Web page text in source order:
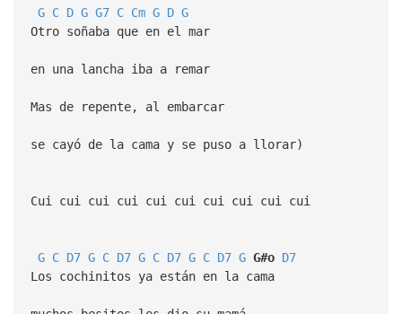
G C D G G7 C Cm G D G
Otro soñaba que en el mar
en una lancha iba a remar
Mas de repente, al embarcar
se cayó de la cama y se puso a llorar)
Cui cui cui cui cui cui cui cui cui cui
G C D7 G C D7 G C D7 G C D7 G G#o D7
Los cochinitos ya están en la cama